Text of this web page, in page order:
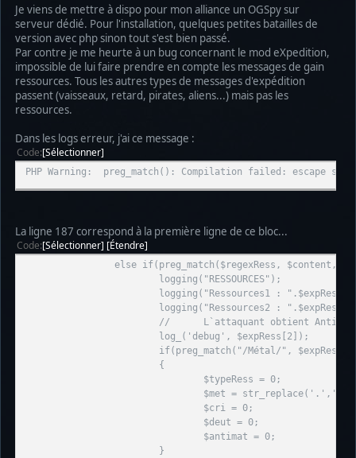
Je viens de mettre à dispo pour mon alliance un OGSpy sur
serveur dédié. Pour l'installation, quelques petites batailles de
version avec php sinon tout s'est bien passé.
Par contre je me heurte à un bug concernant le mod eXpedition,
impossible de lui faire prendre en compte les messages de gain
ressources. Tous les autres types de messages d'expédition
passent (vaisseaux, retard, pirates, aliens...) mais pas les
ressources.
Dans les logs erreur, j'ai ce message :
Code Sélectionner
PHP Warning: preg_match(): Compilation failed: escape
La ligne 187 correspond à la première ligne de ce bloc...
Code Sélectionner Étendre
else if(preg_match($regexRess, $content,
logging("RESSOURCES");
logging("Ressources1 :
logging("Ressources2 :
// L`attaquant obtient Antimatière (AM)
log_('debug', $expRess[2]);
if(preg_match("/Métal/",
{
$typeRess = 0;
$met = str_replace('.','',
$cri = 0;
$deut = 0;
$antimat = 0;
}